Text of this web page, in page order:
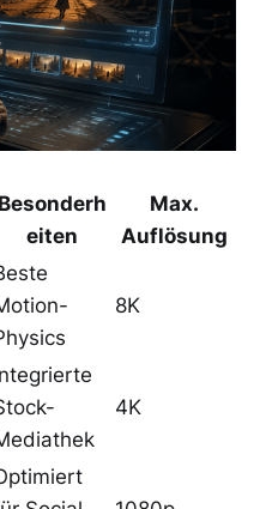
Besonderh
eiten
Max.
Auflösung
8K
4K